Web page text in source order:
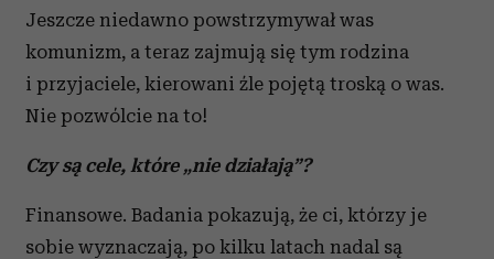
Jeszcze niedawno powstrzymywał was
komunizm, a teraz zajmują się tym rodzina
i przyjaciele, kierowani źle pojętą troską o was.
Nie pozwólcie na to!
Czy są cele, które „nie działają”?
Finansowe. Badania pokazują, że ci, którzy je
sobie wyznaczają, po kilku latach nadal są